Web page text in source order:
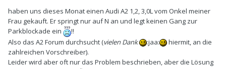
haben uns dieses Monat einen Audi A2 1,2, 3,0L vom Onkel meiner
Frau gekauft. Er springt nur auf N an und legt keinen Gang zur
Parkblockade ein
!!
Also das A2 Forum durchsucht (vielen Dank :jaa:
hiermit, an die
zahlreichen Vorschreiber).
Leider wird aber oft nur das Problem beschrieben, aber die Lösung